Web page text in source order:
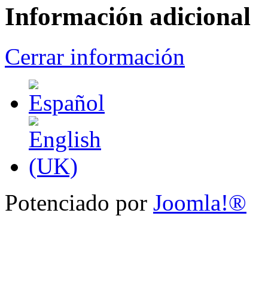
Información adicional
Cerrar información
Potenciado por Joomla!®